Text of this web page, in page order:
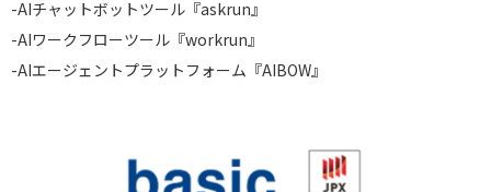
-AIチャットボットツール『askrun』
-AIワークフローツール『workrun』
-AIエージェントプラットフォーム『AIBOW』